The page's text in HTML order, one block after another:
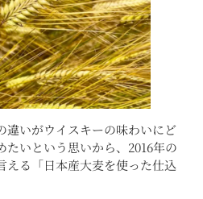
違いがウイスキーの味わいにど
たいという思いから、2016年の
える「日本産大麦を使った仕込